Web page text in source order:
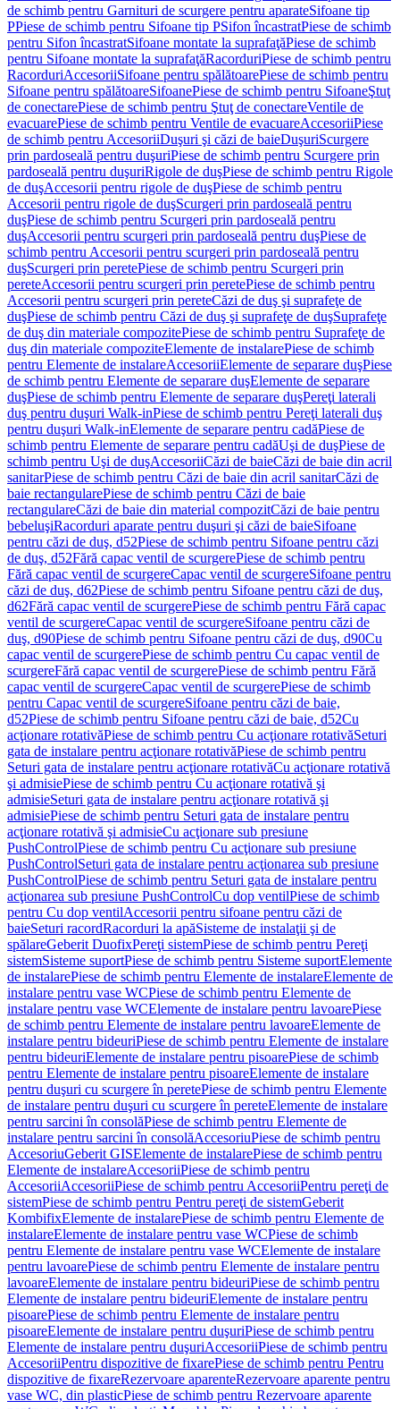
de schimb pentru Garnituri de scurgere pentru aparateSifoane tip
PPiese de schimb pentru Sifoane tip PSifon încastratPiese de schimb
pentru Sifon încastratSifoane montate la suprafaţăPiese de schimb
pentru Sifoane montate la suprafaţăRacorduriPiese de schimb pentru
RacorduriAccesoriiSifoane pentru spălătoarePiese de schimb pentru
Sifoane pentru spălătoareSifoanePiese de schimb pentru SifoaneŞtuţ
de conectarePiese de schimb pentru Ştuţ de conectareVentile de
evacuarePiese de schimb pentru Ventile de evacuareAccesoriiPiese
de schimb pentru AccesoriiDuşuri şi căzi de baieDuşuriScurgere
prin pardoseală pentru duşuriPiese de schimb pentru Scurgere prin
pardoseală pentru duşuriRigole de duşPiese de schimb pentru Rigole
de duşAccesorii pentru rigole de duşPiese de schimb pentru
Accesorii pentru rigole de duşScurgeri prin pardoseală pentru
duşPiese de schimb pentru Scurgeri prin pardoseală pentru
duşAccesorii pentru scurgeri prin pardoseală pentru duşPiese de
schimb pentru Accesorii pentru scurgeri prin pardoseală pentru
duşScurgeri prin peretePiese de schimb pentru Scurgeri prin
pereteAccesorii pentru scurgeri prin peretePiese de schimb pentru
Accesorii pentru scurgeri prin pereteCăzi de duş şi suprafeţe de
duşPiese de schimb pentru Căzi de duş şi suprafeţe de duşSuprafeţe
de duş din materiale compozitePiese de schimb pentru Suprafeţe de
duş din materiale compoziteElemente de instalarePiese de schimb
pentru Elemente de instalareAccesoriiElemente de separare duşPiese
de schimb pentru Elemente de separare duşElemente de separare
duşPiese de schimb pentru Elemente de separare duşPereţi laterali
duş pentru duşuri Walk-inPiese de schimb pentru Pereţi laterali duş
pentru duşuri Walk-inElemente de separare pentru cadăPiese de
schimb pentru Elemente de separare pentru cadăUşi de duşPiese de
schimb pentru Uşi de duşAccesoriiCăzi de baieCăzi de baie din acril
sanitarPiese de schimb pentru Căzi de baie din acril sanitarCăzi de
baie rectangularePiese de schimb pentru Căzi de baie
rectangulareCăzi de baie din material compozitCăzi de baie pentru
bebeluşiRacorduri aparate pentru duşuri şi căzi de baieSifoane
pentru căzi de duş, d52Piese de schimb pentru Sifoane pentru căzi
de duş, d52Fără capac ventil de scurgerePiese de schimb pentru
Fără capac ventil de scurgereCapac ventil de scurgereSifoane pentru
căzi de duş, d62Piese de schimb pentru Sifoane pentru căzi de duş,
d62Fără capac ventil de scurgerePiese de schimb pentru Fără capac
ventil de scurgereCapac ventil de scurgereSifoane pentru căzi de
duş, d90Piese de schimb pentru Sifoane pentru căzi de duş, d90Cu
capac ventil de scurgerePiese de schimb pentru Cu capac ventil de
scurgereFără capac ventil de scurgerePiese de schimb pentru Fără
capac ventil de scurgereCapac ventil de scurgerePiese de schimb
pentru Capac ventil de scurgereSifoane pentru căzi de baie,
d52Piese de schimb pentru Sifoane pentru căzi de baie, d52Cu
acţionare rotativăPiese de schimb pentru Cu acţionare rotativăSeturi
gata de instalare pentru acţionare rotativăPiese de schimb pentru
Seturi gata de instalare pentru acţionare rotativăCu acţionare rotativă
şi admisiePiese de schimb pentru Cu acţionare rotativă şi
admisieSeturi gata de instalare pentru acţionare rotativă şi
admisiePiese de schimb pentru Seturi gata de instalare pentru
acţionare rotativă şi admisieCu acţionare sub presiune
PushControlPiese de schimb pentru Cu acţionare sub presiune
PushControlSeturi gata de instalare pentru acţionarea sub presiune
PushControlPiese de schimb pentru Seturi gata de instalare pentru
acţionarea sub presiune PushControlCu dop ventilPiese de schimb
pentru Cu dop ventilAccesorii pentru sifoane pentru căzi de
baieSeturi racordRacorduri la apăSisteme de instalaţii şi de
spălareGeberit DuofixPereţi sistemPiese de schimb pentru Pereţi
sistemSisteme suportPiese de schimb pentru Sisteme suportElemente
de instalarePiese de schimb pentru Elemente de instalareElemente de
instalare pentru vase WCPiese de schimb pentru Elemente de
instalare pentru vase WCElemente de instalare pentru lavoarePiese
de schimb pentru Elemente de instalare pentru lavoareElemente de
instalare pentru bideuriPiese de schimb pentru Elemente de instalare
pentru bideuriElemente de instalare pentru pisoarePiese de schimb
pentru Elemente de instalare pentru pisoareElemente de instalare
pentru duşuri cu scurgere în peretePiese de schimb pentru Elemente
de instalare pentru duşuri cu scurgere în pereteElemente de instalare
pentru sarcini în consolăPiese de schimb pentru Elemente de
instalare pentru sarcini în consolăAccesoriuPiese de schimb pentru
AccesoriuGeberit GISElemente de instalarePiese de schimb pentru
Elemente de instalareAccesoriiPiese de schimb pentru
AccesoriiAccesoriiPiese de schimb pentru AccesoriiPentru pereţi de
sistemPiese de schimb pentru Pentru pereţi de sistemGeberit
KombifixElemente de instalarePiese de schimb pentru Elemente de
instalareElemente de instalare pentru vase WCPiese de schimb
pentru Elemente de instalare pentru vase WCElemente de instalare
pentru lavoarePiese de schimb pentru Elemente de instalare pentru
lavoareElemente de instalare pentru bideuriPiese de schimb pentru
Elemente de instalare pentru bideuriElemente de instalare pentru
pisoarePiese de schimb pentru Elemente de instalare pentru
pisoareElemente de instalare pentru duşuriPiese de schimb pentru
Elemente de instalare pentru duşuriAccesoriiPiese de schimb pentru
AccesoriiPentru dispozitive de fixarePiese de schimb pentru Pentru
dispozitive de fixareRezervoare aparenteRezervoare aparente pentru
vase WC, din plasticPiese de schimb pentru Rezervoare aparente